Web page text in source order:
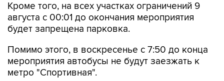
Кроме того, на всех участках ограничений 9
августа с 00:01 до окончания мероприятия
будет запрещена парковка.
Помимо этого, в воскресенье с 7:50 до конца
мероприятия автобусы не будут заезжать к
метро "Спортивная".